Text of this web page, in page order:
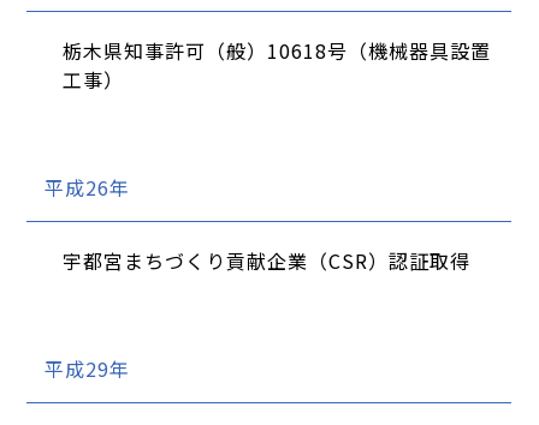
栃木県知事許可（般）10618号（機械器具設置
工事）
平成26年
宇都宮まちづくり貢献企業（CSR）認証取得
平成29年